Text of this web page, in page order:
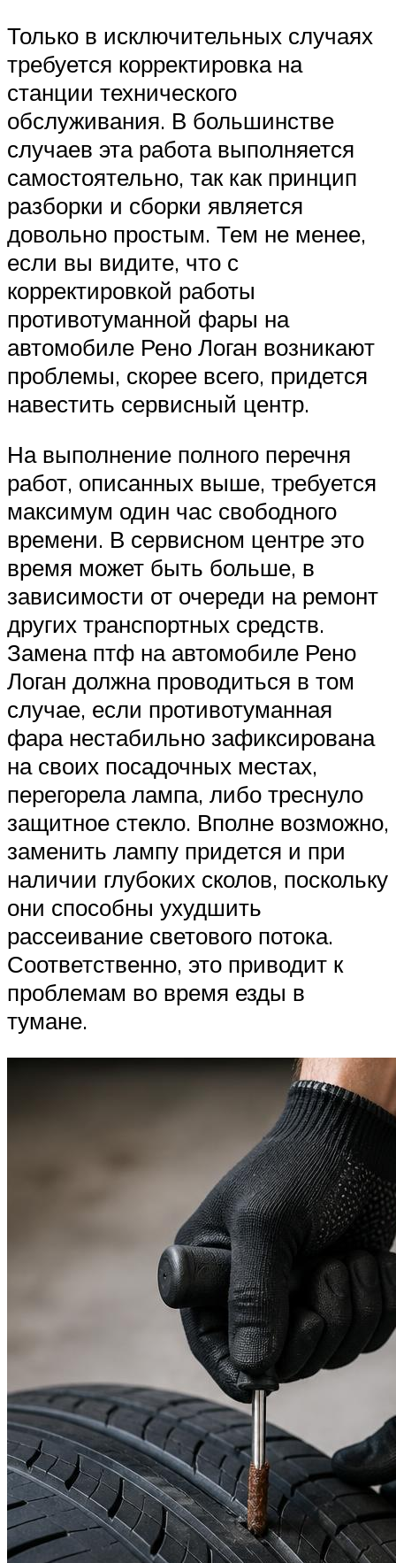
Только в исключительных случаях
требуется корректировка на
станции технического
обслуживания. В большинстве
случаев эта работа выполняется
самостоятельно, так как принцип
разборки и сборки является
довольно простым. Тем не менее,
если вы видите, что с
корректировкой работы
противотуманной фары на
автомобиле Рено Логан возникают
проблемы, скорее всего, придется
навестить сервисный центр.
На выполнение полного перечня
работ, описанных выше, требуется
максимум один час свободного
времени. В сервисном центре это
время может быть больше, в
зависимости от очереди на ремонт
других транспортных средств.
Замена птф на автомобиле Рено
Логан должна проводиться в том
случае, если противотуманная
фара нестабильно зафиксирована
на своих посадочных местах,
перегорела лампа, либо треснуло
защитное стекло. Вполне возможно,
заменить лампу придется и при
наличии глубоких сколов, поскольку
они способны ухудшить
рассеивание светового потока.
Соответственно, это приводит к
проблемам во время езды в
тумане.